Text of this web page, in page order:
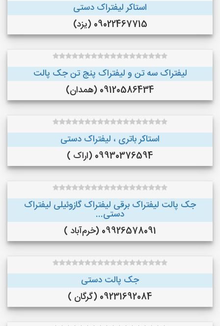
استاکر لیفتراک دستی
09022467715 (یزد)
لیفتراک سه تن و لیفتراک پنج تن جک پالت
09120586434 (همدان)
استاکر باتری ، لیفتراک دستی
09930376594 (اراک )
جک پالت لیفتراک برقی لیفتراک گازوئیلی لیفتراک
دستی...
09926578091 (خرم‌آباد )
جک پالت دستی
09231692084 (گرگان )